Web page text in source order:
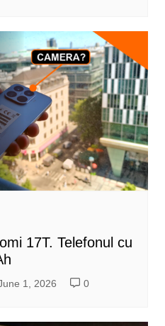
17T. Telefonul cu
1, 2026 0